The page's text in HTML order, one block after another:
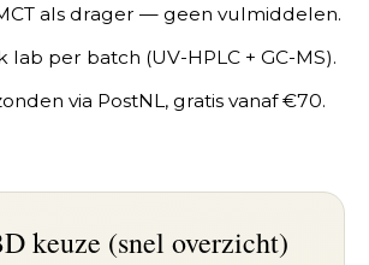
als drager — geen vulmiddelen.
lab per batch (UV-HPLC + GC-MS).
via PostNL, gratis vanaf €70.
keuze (snel overzicht)